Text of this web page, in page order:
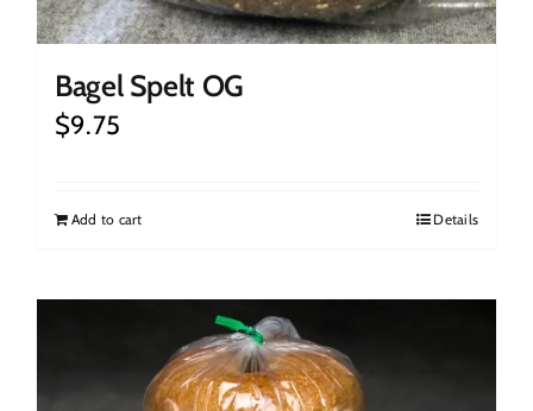
Bagel Spelt OG
$9.75
Add to cart Details